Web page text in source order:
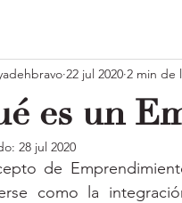
es un
22 jul 2020 2 min de
28 jul 2020
de
como la